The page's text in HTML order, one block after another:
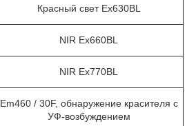
Красный свет Ex630BL
NIR Ex660BL
NIR Ex770BL
Em460 / 30F, обнаружение красителя с
УФ-возбуждением